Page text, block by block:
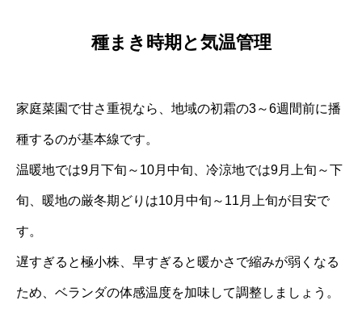
種まき時期と気温管理
家庭菜園で甘さ重視なら、地域の初霜の3～6週間前に播
種するのが基本線です。
温暖地では9月下旬～10月中旬、冷涼地では9月上旬～下
旬、暖地の厳冬期どりは10月中旬～11月上旬が目安で
す。
遅すぎると極小株、早すぎると暖かさで縮みが弱くなる
ため、ベランダの体感温度を加味して調整しましょう。